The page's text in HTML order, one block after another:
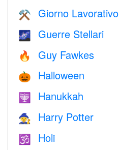
⚒️ Giorno Lavorativo
🌌 Guerre Stellari
🔥 Guy Fawkes
🎃 Halloween
🕎 Hanukkah
🧙 Harry Potter
🕉 Holi